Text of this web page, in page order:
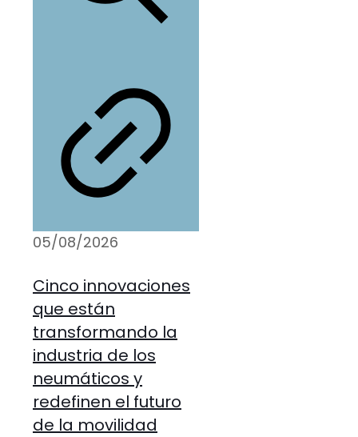
05/08/2026
Cinco innovaciones
que están
transformando la
industria de los
neumáticos y
redefinen el futuro
de la movilidad